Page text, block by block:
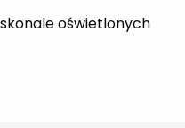
oświetlonych